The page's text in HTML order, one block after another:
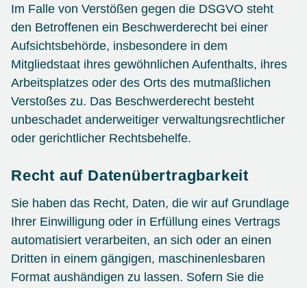
Im Falle von Verstößen gegen die DSGVO steht
den Betroffenen ein Beschwerderecht bei einer
Aufsichtsbehörde, insbesondere in dem
Mitgliedstaat ihres gewöhnlichen Aufenthalts, ihres
Arbeitsplatzes oder des Orts des mutmaßlichen
Verstoßes zu. Das Beschwerderecht besteht
unbeschadet anderweitiger verwaltungsrechtlicher
oder gerichtlicher Rechtsbehelfe.
Recht auf Daten­übertrag­barkeit
Sie haben das Recht, Daten, die wir auf Grundlage
Ihrer Einwilligung oder in Erfüllung eines Vertrags
automatisiert verarbeiten, an sich oder an einen
Dritten in einem gängigen, maschinenlesbaren
Format aushändigen zu lassen. Sofern Sie die